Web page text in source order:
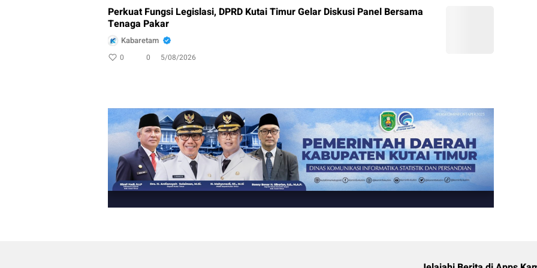
Perkuat Fungsi Legislasi, DPRD Kutai Timur Gelar Diskusi Panel Bersama
Tenaga Pakar
Kabaretam
0 0 5/08/2026